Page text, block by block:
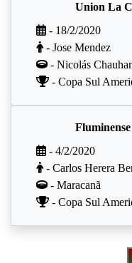
Union La
- 18/2/2020
- Jose Mendez
- Nicolás
- Copa Sul
- 4/2/2020
- Carlos Herera
- Maracanã
- Copa Sul